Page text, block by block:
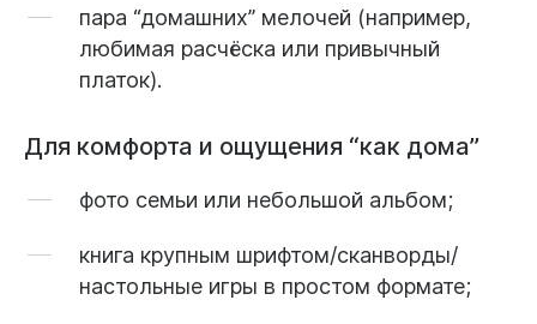
пара “домашних” мелочей (например,
любимая расчёска или привычный
платок).
Для комфорта и ощущения “как дома”
фото семьи или небольшой альбом;
книга крупным шрифтом/сканворды/
настольные игры в простом формате;